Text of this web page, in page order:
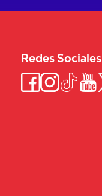
Redes Sociales